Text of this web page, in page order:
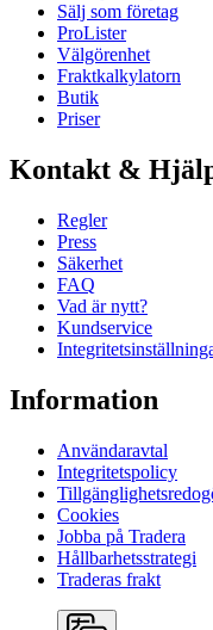
Sälj som företag
ProLister
Välgörenhet
Fraktkalkylatorn
Butik
Priser
Kontakt &
Regler
Press
Säkerhet
FAQ
Vad är nytt?
Kundservice
Information
Användaravtal
Integritetspolicy
Cookies
Jobba på Tradera
Hållbarhetsstrategi
Traderas frakt